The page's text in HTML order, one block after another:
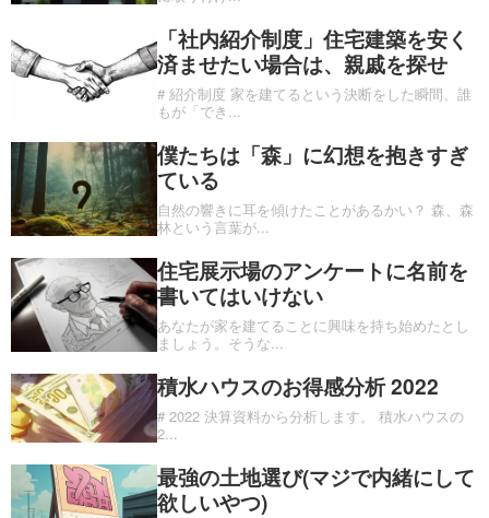
「社内紹介制度」住宅建築を安く
済ませたい場合は、親戚を探せ
# 紹介制度 家を建てるという決断をした瞬間、誰
もが「でき
僕たちは「森」に幻想を抱きすぎ
ている
自然の響きに耳を傾けたことがあるかい？ 森、森
林という言葉が
住宅展示場のアンケートに名前を
書いてはいけない
あなたが家を建てることに興味を持ち始めたとし
ましょう。そうな
積水ハウスのお得感分析 2022
# 2022 決算資料から分析します。 積水ハウスの
2
最強の土地選び(マジで内緒にして
欲しいやつ)